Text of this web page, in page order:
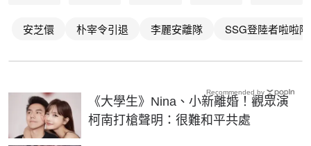
安芝儇 朴宰令引退 李麗安離隊 SSG登陸者啦啦隊
《大學生》Nina、小新離婚！觀眾演
柯南打槍聲明：很難和平共處
Recommended by